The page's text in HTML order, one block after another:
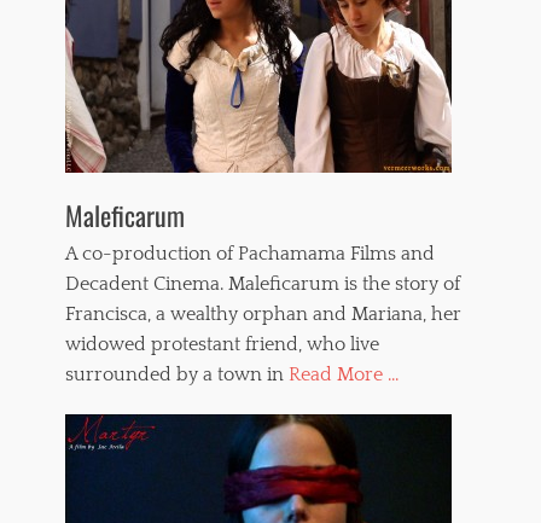
Maleficarum
A co-production of Pachamama Films and
Decadent Cinema. Maleficarum is the story of
Francisca, a wealthy orphan and Mariana, her
widowed protestant friend, who live
surrounded by a town in Read More ...